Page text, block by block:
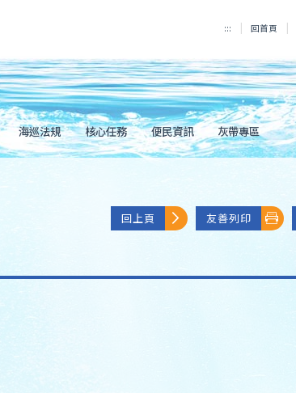
::: 回首頁
海巡法規 核心任務 便民資訊 灰帶專區
回上頁 友善列印